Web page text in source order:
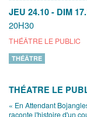
JEU 24.10 - DIM
20H30
THÉÂTRE LE PUBLIC
THÉÂTRE
THÉATRE LE
« En Attendant
raconte l'histoire d'un